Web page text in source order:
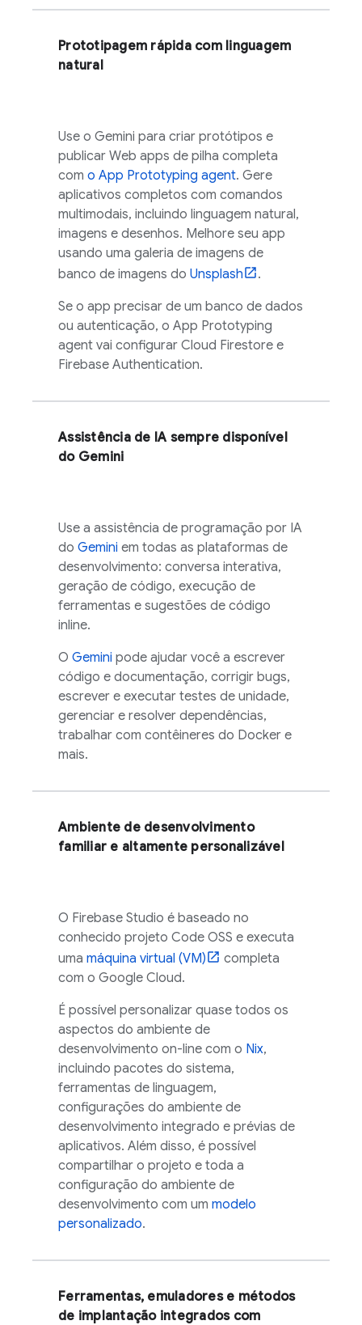
Prototipagem rápida com linguagem
natural
Use o Gemini para criar protótipos e
publicar Web apps de pilha completa
com o App Prototyping agent. Gere
aplicativos completos com comandos
multimodais, incluindo linguagem natural,
imagens e desenhos. Melhore seu app
usando uma galeria de imagens de
banco de imagens do Unsplash
.
Se o app precisar de um banco de dados
ou autenticação, o App Prototyping
agent vai configurar Cloud Firestore e
Firebase Authentication.
Assistência de IA sempre disponível
do Gemini
Use a assistência de programação por IA
do Gemini em todas as plataformas de
desenvolvimento: conversa interativa,
geração de código, execução de
ferramentas e sugestões de código
inline.
O Gemini pode ajudar você a escrever
código e documentação, corrigir bugs,
escrever e executar testes de unidade,
gerenciar e resolver dependências,
trabalhar com contêineres do Docker e
mais.
Ambiente de desenvolvimento
familiar e altamente personalizável
O Firebase Studio é baseado no
conhecido projeto Code OSS e executa
uma máquina virtual (VM)
completa
com o Google Cloud.
É possível personalizar quase todos os
aspectos do ambiente de
desenvolvimento on-line com o Nix,
incluindo pacotes do sistema,
ferramentas de linguagem,
configurações do ambiente de
desenvolvimento integrado e prévias de
aplicativos. Além disso, é possível
compartilhar o projeto e toda a
configuração do ambiente de
desenvolvimento com um modelo
personalizado.
Ferramentas, emuladores e métodos
de implantação integrados com